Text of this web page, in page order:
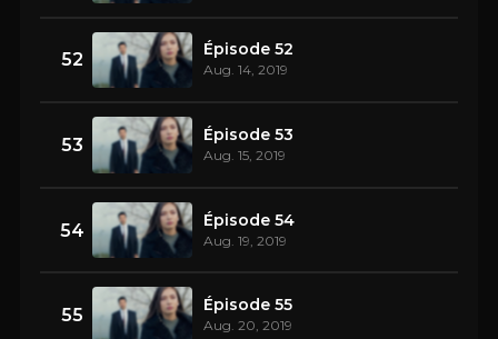
52 Épisode 52
Aug. 14, 2019
53 Épisode 53
Aug. 15, 2019
54 Épisode 54
Aug. 19, 2019
55 Épisode 55
Aug. 20, 2019